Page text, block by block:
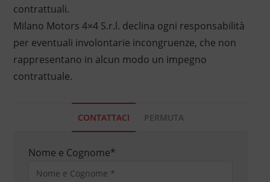
contrattuali.
Milano Motors 4×4 S.r.l. declina ogni responsabilità
per eventuali involontarie incongruenze, che non
rappresentano in alcun modo un impegno
contrattuale.
CONTATTACI PERMUTA
Nome e Cognome*